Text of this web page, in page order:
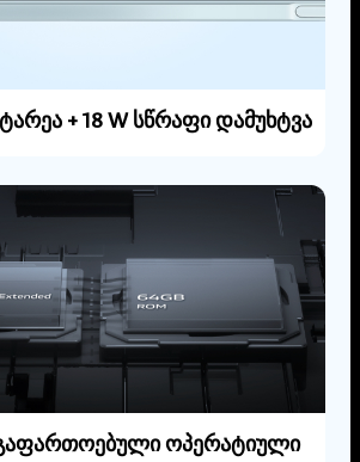
+ 18 W სწრაფი დამუხტვა
გაფართოებული ოპერატიული